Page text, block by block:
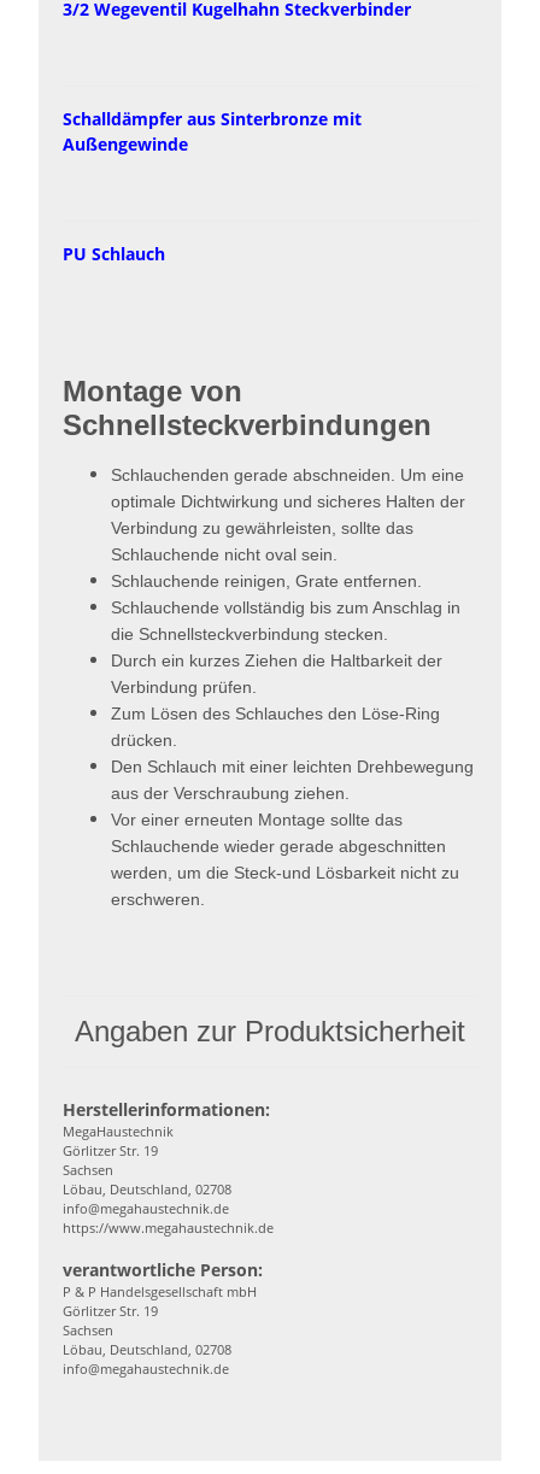
3/2 Wegeventil Kugelhahn Steckverbinder
Schalldämpfer aus Sinterbronze mit
Außengewinde
PU Schlauch
Montage von
Schnellsteckverbindungen
Schlauchenden gerade abschneiden. Um eine
optimale Dichtwirkung und sicheres Halten der
Verbindung zu gewährleisten, sollte das
Schlauchende nicht oval sein.
Schlauchende reinigen, Grate entfernen.
Schlauchende vollständig bis zum Anschlag in
die Schnellsteckverbindung stecken.
Durch ein kurzes Ziehen die Haltbarkeit der
Verbindung prüfen.
Zum Lösen des Schlauches den Löse-Ring
drücken.
Den Schlauch mit einer leichten Drehbewegung
aus der Verschraubung ziehen.
Vor einer erneuten Montage sollte das
Schlauchende wieder gerade abgeschnitten
werden, um die Steck-und Lösbarkeit nicht zu
erschweren.
Angaben zur Produktsicherheit
Herstellerinformationen:
MegaHaustechnik
Görlitzer Str. 19
Sachsen
Löbau, Deutschland, 02708
info@megahaustechnik.de
https://www.megahaustechnik.de
verantwortliche Person:
P & P Handelsgesellschaft mbH
Görlitzer Str. 19
Sachsen
Löbau, Deutschland, 02708
info@megahaustechnik.de